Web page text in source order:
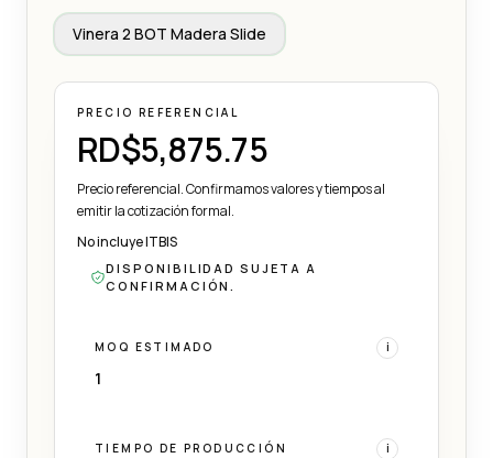
Vinera 2 BOT Madera Slide
PRECIO REFERENCIAL
RD$5,875.75
Precio referencial. Confirmamos valores y tiempos al
emitir la cotización formal.
No incluye ITBIS
DISPONIBILIDAD SUJETA A
CONFIRMACIÓN.
MOQ ESTIMADO i
1
TIEMPO DE PRODUCCIÓN i